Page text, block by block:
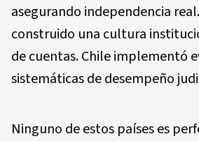
asegurando independencia
construido una cultura
de cuentas. Chile implementó
sistemáticas de desempeño
Ninguno de estos países es